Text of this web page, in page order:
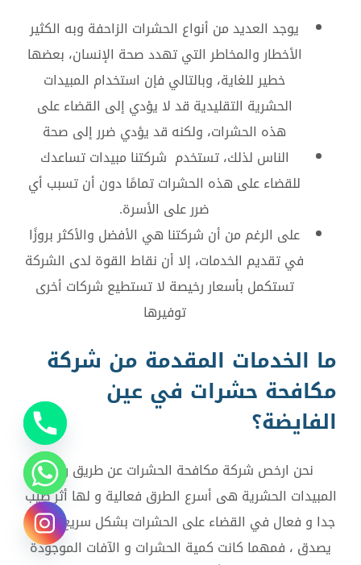
يوجد العديد من أنواع الحشرات الزاحفة وبه الكثير
الأخطار والمخاطر التي تهدد صحة الإنسان، بعضها
خطير للغاية، وبالتالي فإن استخدام المبيدات
الحشرية التقليدية قد لا يؤدي إلى القضاء على
هذه الحشرات، ولكنه قد يؤدي ضرر إلى صحة
الناس لذلك، تستخدم شركتنا مبيدات تساعدك
للقضاء على هذه الحشرات تمامًا دون أن تسبب أي
ضرر على الأسرة.
على الرغم من أن شركتنا هي الأفضل والأكثر بروزًا
في تقديم الخدمات، إلا أن نقاط القوة لدى الشركة
تستكمل بأسعار رخيصة لا تستطيع شركات أخرى
توفيرها
ما الخدمات المقدمة من شركة
مكافحة حشرات في عين
الفايضة؟
نحن ارخص شركة مكافحة الحشرات عن طريق رش
المبيدات الحشرية هى أسرع الطرق فعالية و لها أثر طيب
جدا و فعال في القضاء على الحشرات بشكل سريع جدا لا
يصدق ، فمهما كانت كمية الحشرات و الآفات الموجودة